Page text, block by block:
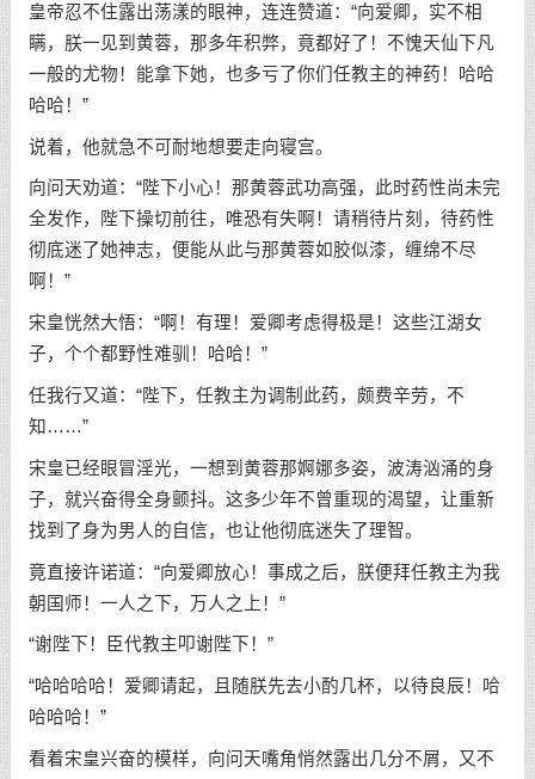
皇帝忍不住露出荡漾的眼神，连连赞道：“向爱卿，实不相
瞒，朕一见到黄蓉，那多年积弊，竟都好了！不愧天仙下凡
一般的尤物！能拿下她，也多亏了你们任教主的神药！哈哈
哈哈！”
说着，他就急不可耐地想要走向寝宫。
向问天劝道：“陛下小心！那黄蓉武功高强，此时药性尚未完
全发作，陛下操切前往，唯恐有失啊！请稍待片刻，待药性
彻底迷了她神志，便能从此与那黄蓉如胶似漆，缠绵不尽
啊！”
宋皇恍然大悟：“啊！有理！爱卿考虑得极是！这些江湖女
子，个个都野性难驯！哈哈！”
任我行又道：“陛下，任教主为调制此药，颇费辛劳，不
知……”
宋皇已经眼冒淫光，一想到黄蓉那婀娜多姿，波涛汹涌的身
子，就兴奋得全身颤抖。这多少年不曾重现的渴望，让重新
找到了身为男人的自信，也让他彻底迷失了理智。
竟直接许诺道：“向爱卿放心！事成之后，朕便拜任教主为我
朝国师！一人之下，万人之上！”
“谢陛下！臣代教主叩谢陛下！”
“哈哈哈哈！爱卿请起，且随朕先去小酌几杯，以待良辰！哈
哈哈哈！”
看着宋皇兴奋的模样，向问天嘴角悄然露出几分不屑，又不